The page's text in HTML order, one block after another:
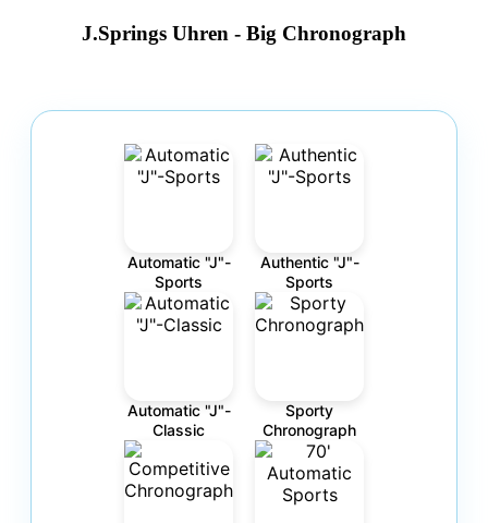
J.Springs Uhren - Big Chronograph
Automatic "J"-
Sports
Authentic "J"-
Sports
Automatic "J"-
Classic
Sporty
Chronograph